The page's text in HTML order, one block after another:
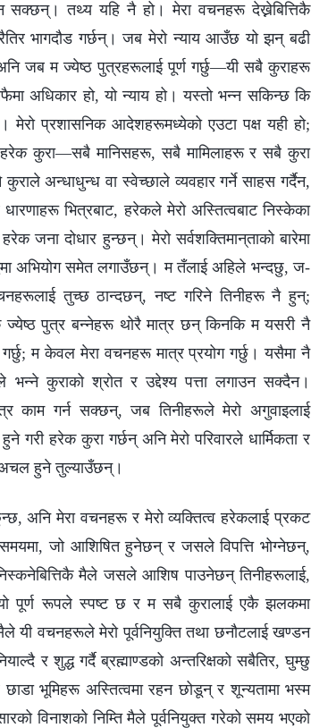
सक्छन्। तथ्य यहि नै हो। मेरा वचनहरू देख्नेबित्तिकै
भागदौड गर्छन्। जब मेरो न्याय आउँछ यो झन् बढी
जब म ज्येष्ठ पुत्रहरूलाई पूर्ण गर्छु—यी सबै कुराहरू
अधिकार हो, यो न्याय हो। यस्तो भन्न सकिन्छ कि
मेरो प्रशासनिक आदेशहरूमध्येको एउटा पक्ष यही हो;
हरेक कुरा—सबै मानिसहरू, सबै मामिलाहरू र सबै कुरा
अन्धाधुन्ध वा स्वेच्छाले व्यवहार गर्ने साहस गर्दैन,
भित्रबाट, हरेकले मेरो अस्तित्वबाट निस्केका
जना दोधार हुन्छन्। मेरो सर्वशक्तिमान्‌ताको बारेमा
अभियोग समेत लगाउँछन्। म तँलाई अहिले भन्दछु, ज-
तुच्छ ठान्दछन्, नष्ट गरिने तिनीहरू नै हुन्;
पुत्र बन्‍नेहरू थोरै मात्र छन् किनकि म यसरी नै
म केवल मेरा वचनहरू मात्र प्रयोग गर्छु। यसैमा नै
भन्‍ने कुराको श्रोत र उद्देश्य पत्ता लगाउन सक्दैन।
काम गर्न सक्छन्, जब तिनीहरूले मेरो अगुवाइलाई
गरी हरेक कुरा गर्छन् अनि मेरो परिवारले धार्मिकता र
अचल हुने तुल्याउँछन्।
अनि मेरा वचनहरू र मेरो व्यक्तित्व हरेकलाई प्रकट
जो आशिषित हुनेछन् र जसले विपत्ति भोग्नेछन्,
मैले जसले आशिष पाउनेछन् तिनीहरूलाई,
पूर्ण रूपले स्पष्ट छ र म सबै कुरालाई एकै झलकमा
यी वचनहरूले मेरो पूर्वनियुक्ति तथा छनौटलाई खण्डन
र शुद्ध गर्दै ब्रह्माण्डको अन्तरिक्षको सबैतिर, घुम्छु
भूमिहरू अस्तित्वमा रहन छोडून् र शून्यतामा भस्म
विनाशको निम्ति मैले पूर्वनियुक्त गरेको समय भएको